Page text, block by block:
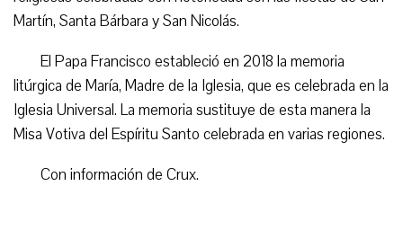
Martín, Santa Bárbara y San Nicolás.
El Papa Francisco estableció en 2018 la memoria
litúrgica de María, Madre de la Iglesia, que es celebrada en la
Iglesia Universal. La memoria sustituye de esta manera la
Misa Votiva del Espíritu Santo celebrada en varias regiones.
Con información de Crux.